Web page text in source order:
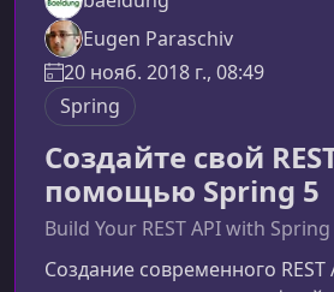
Eugen Paraschiv
20 нояб. 2018 г., 08:49
Spring
Создайте свой
помощью Spring 5
Build Your REST API with
Создание современного